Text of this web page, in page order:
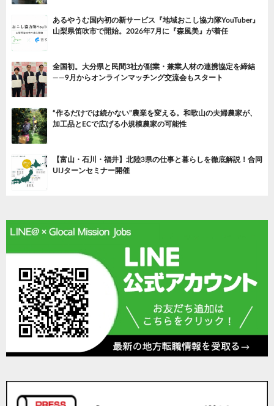
あるやうむ国内初の新サービス『地域おこし協力隊YouTuber』
山梨県笛吹市で開始。2026年7月に『森風美』が着任
全国初。大分県と民間3社が副業・兼業人材の連携協定を締結
——9月からオンラインマッチング交流会もスタート
“作るだけでは続かない”農業を変える。和歌山の夫婦農家が、
加工品とECで広げる小規模農家の可能性
【富山・石川・福井】北陸3県の仕事と暮らしを徹底解説！合同
UIJターンセミナー開催